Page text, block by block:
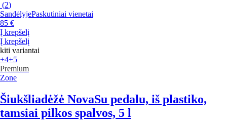
(2)
SandėlyjePaskutiniai vienetai
85 €
Į krepšelį
Į krepšelį
kiti variantai
+4+5
Premium
Zone
Šiukšliadėžė NovaSu pedalu, iš plastiko,
tamsiai pilkos spalvos, 5 l